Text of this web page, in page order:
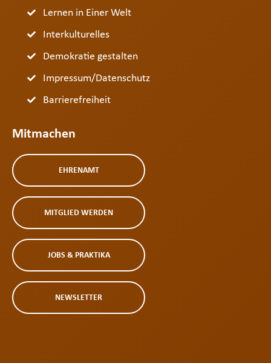
Lernen in Einer Welt
Interkulturelles
Demokratie gestalten
Impressum/Datenschutz
Barrierefreiheit
Mitmachen
EHRENAMT
MITGLIED WERDEN
JOBS & PRAKTIKA
NEWSLETTER